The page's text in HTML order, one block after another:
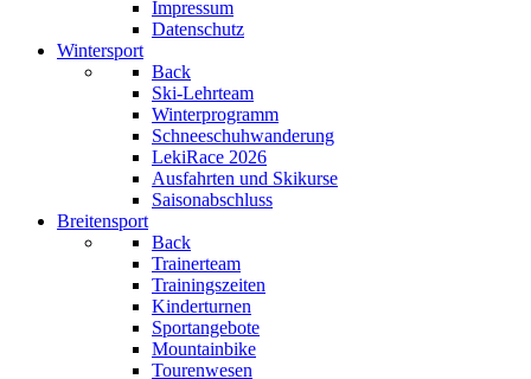
Impressum
Datenschutz
Wintersport
Back
Ski-Lehrteam
Winterprogramm
Schneeschuhwanderung
LekiRace 2026
Ausfahrten und Skikurse
Saisonabschluss
Breitensport
Back
Trainerteam
Trainingszeiten
Kinderturnen
Sportangebote
Mountainbike
Tourenwesen